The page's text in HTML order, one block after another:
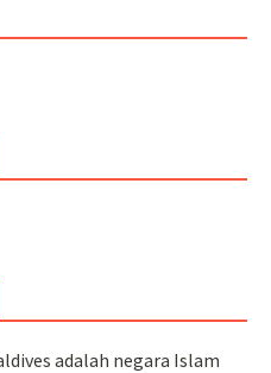
adalah negara Islam